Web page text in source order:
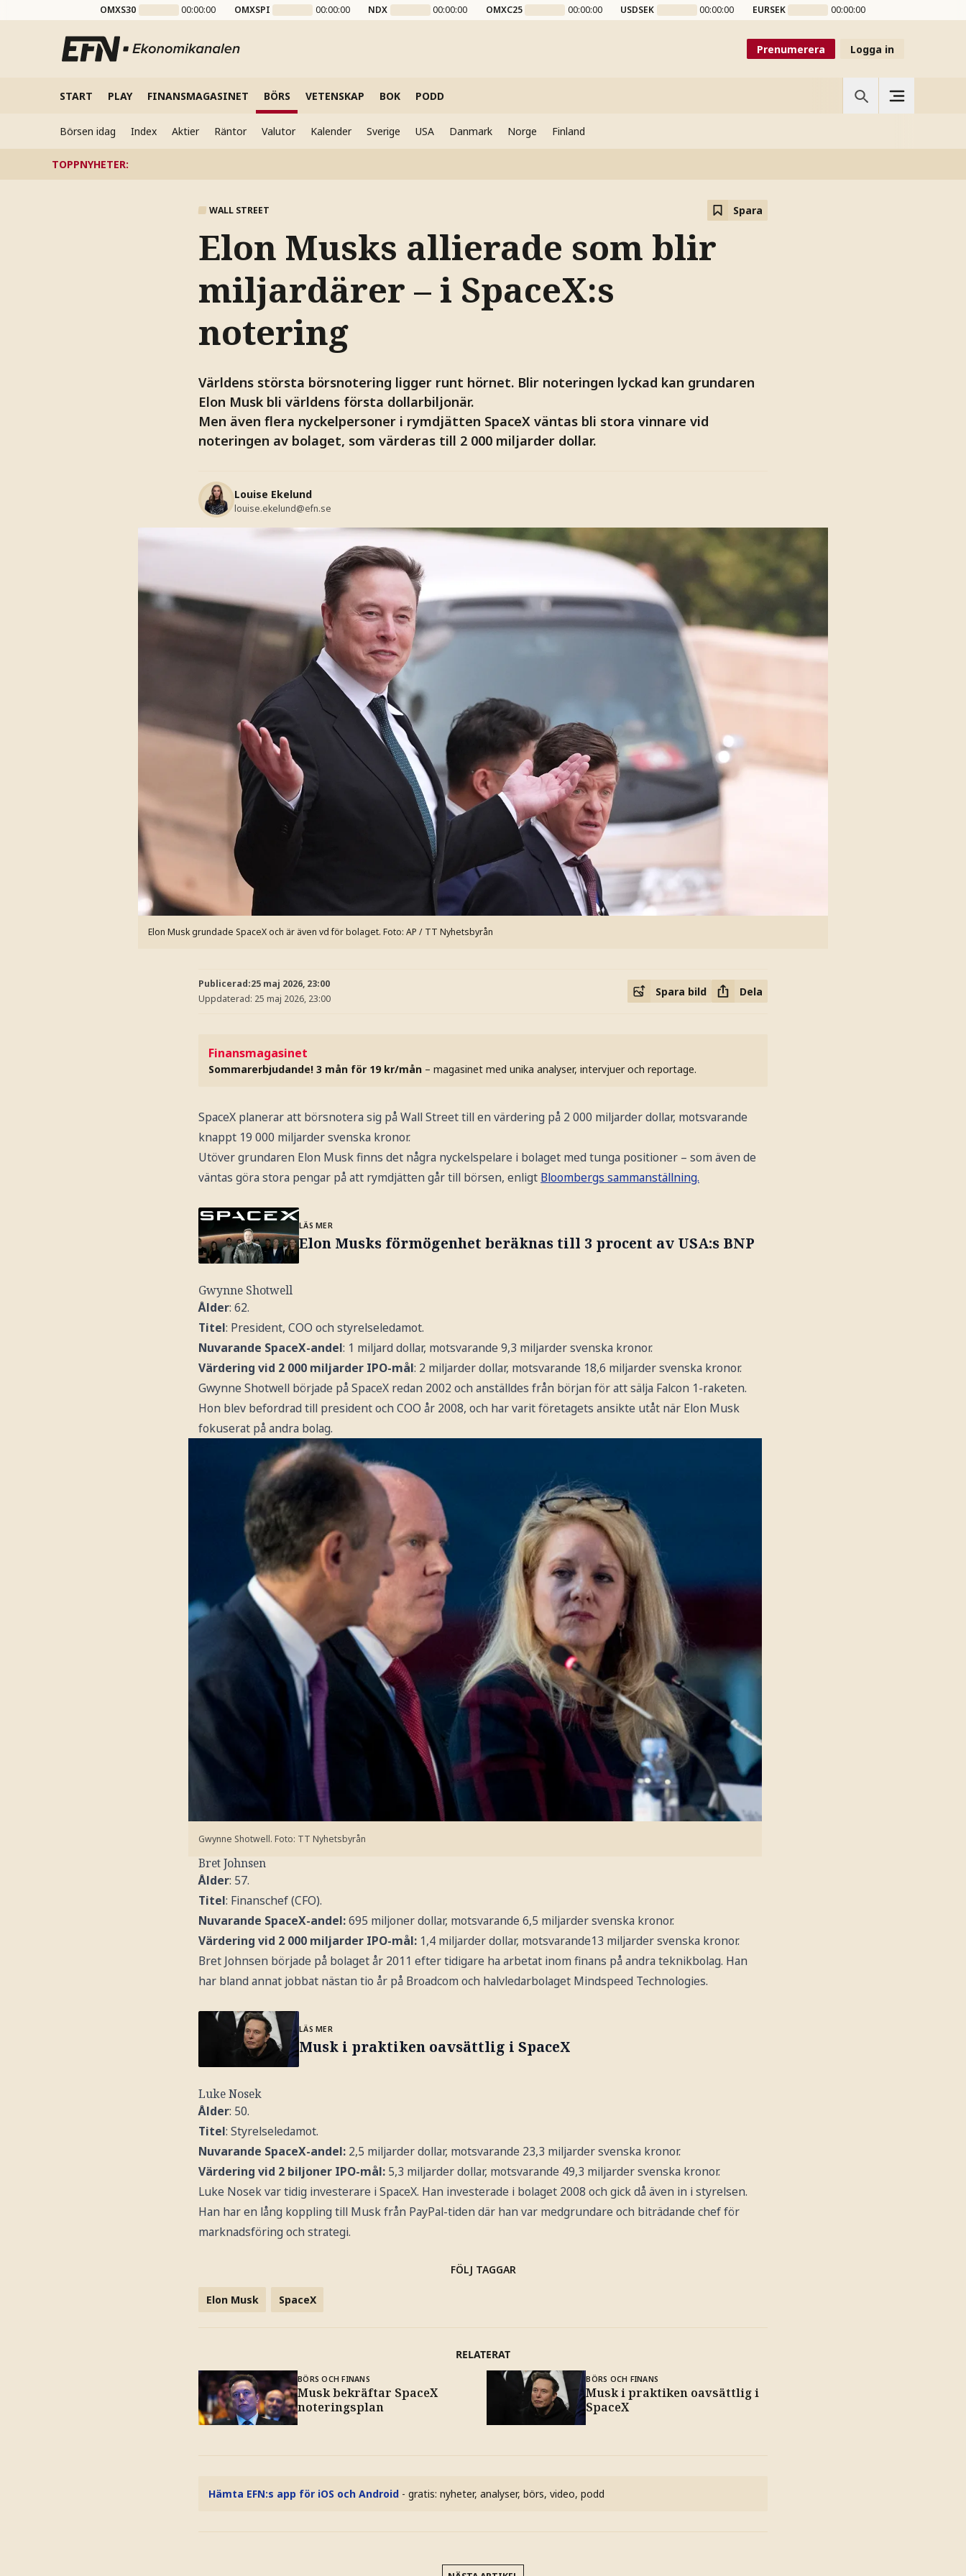
OMXS30 00:00:00 OMXSPI 00:00:00 NDX 00:00:00 OMXC25 00:00:00 USDSEK 00:00:00 EURSEK 00:00:00
Prenumerera Logga in
START PLAY FINANSMAGASINET BÖRS VETENSKAP BOK PODD
Börsen idag Index Aktier Räntor Valutor Kalender Sverige USA Danmark Norge Finland
TOPPNYHETER:
WALL STREET Spara
Elon Musks allierade som blir
miljardärer – i SpaceX:s
notering
Världens största börsnotering ligger runt hörnet. Blir noteringen lyckad kan grundaren
Elon Musk bli världens första dollarbiljonär.
Men även flera nyckelpersoner i rymdjätten SpaceX väntas bli stora vinnare vid
noteringen av bolaget, som värderas till 2 000 miljarder dollar.
Louise Ekelund
louise.ekelund@efn.se
Elon Musk grundade SpaceX och är även vd för bolaget. Foto: AP / TT Nyhetsbyrån
Publicerad:25 maj 2026, 23:00
Uppdaterad: 25 maj 2026, 23:00
Spara bild Dela
Finansmagasinet
Sommarerbjudande! 3 mån för 19 kr/mån – magasinet med unika analyser, intervjuer och reportage.
SpaceX planerar att börsnotera sig på Wall Street till en värdering på 2 000 miljarder dollar, motsvarande
knappt 19 000 miljarder svenska kronor.
Utöver grundaren Elon Musk finns det några nyckelspelare i bolaget med tunga positioner – som även de
väntas göra stora pengar på att rymdjätten går till börsen, enligt Bloombergs sammanställning.
LÄS MER
Elon Musks förmögenhet beräknas till 3 procent av USA:s BNP
Gwynne Shotwell
Ålder: 62.
Titel: President, COO och styrelseledamot.
Nuvarande SpaceX-andel: 1 miljard dollar, motsvarande 9,3 miljarder svenska kronor.
Värdering vid 2 000 miljarder IPO-mål: 2 miljarder dollar, motsvarande 18,6 miljarder svenska kronor.
Gwynne Shotwell började på SpaceX redan 2002 och anställdes från början för att sälja Falcon 1-raketen.
Hon blev befordrad till president och COO år 2008, och har varit företagets ansikte utåt när Elon Musk
fokuserat på andra bolag.
Gwynne Shotwell. Foto: TT Nyhetsbyrån
Bret Johnsen
Ålder: 57.
Titel: Finanschef (CFO).
Nuvarande SpaceX-andel:695 miljoner dollar, motsvarande 6,5 miljarder svenska kronor.
Värdering vid 2 000 miljarder IPO-mål: 1,4 miljarder dollar, motsvarande13 miljarder svenska kronor.
Bret Johnsen började på bolaget år 2011 efter tidigare ha arbetat inom finans på andra teknikbolag. Han
har bland annat jobbat nästan tio år på Broadcom och halvledarbolaget Mindspeed Technologies.
LÄS MER
Musk i praktiken oavsättlig i SpaceX
Luke Nosek
Ålder: 50.
Titel: Styrelseledamot.
Nuvarande SpaceX-andel: 2,5 miljarder dollar, motsvarande 23,3 miljarder svenska kronor.
Värdering vid 2 biljoner IPO-mål: 5,3 miljarder dollar, motsvarande 49,3 miljarder svenska kronor.
Luke Nosek var tidig investerare i SpaceX. Han investerade i bolaget 2008 och gick då även in i styrelsen.
Han har en lång koppling till Musk från PayPal-tiden där han var medgrundare och biträdande chef för
marknadsföring och strategi.
FÖLJ TAGGAR
Elon Musk SpaceX
RELATERAT
BÖRS OCH FINANS
Musk bekräftar SpaceX
noteringsplan
BÖRS OCH FINANS
Musk i praktiken oavsättlig i
SpaceX
Hämta EFN:s app för iOS och Android - gratis: nyheter, analyser, börs, video, podd